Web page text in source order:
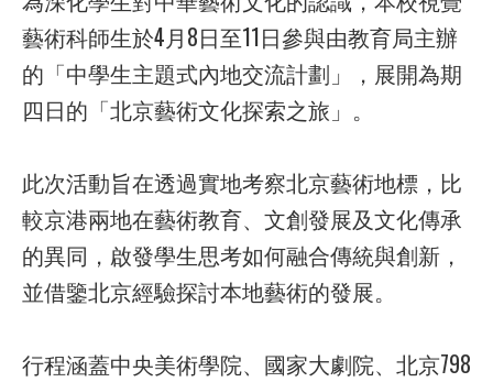
藝術科師生於4月8日至11日參與由教育局主辦
的「中學生主題式內地交流計劃」，展開為期
四日的「北京藝術文化探索之旅」。
此次活動旨在透過實地考察北京藝術地標，比
較京港兩地在藝術教育、文創發展及文化傳承
的異同，啟發學生思考如何融合傳統與創新，
並借鑒北京經驗探討本地藝術的發展。
行程涵蓋中央美術學院、國家大劇院、北京798